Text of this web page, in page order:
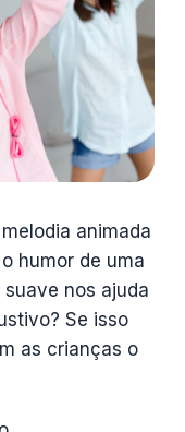
animada
humor de uma
nos ajuda
Se isso
as crianças o